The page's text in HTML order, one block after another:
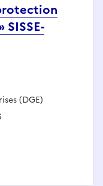
(DGE)
de mission «